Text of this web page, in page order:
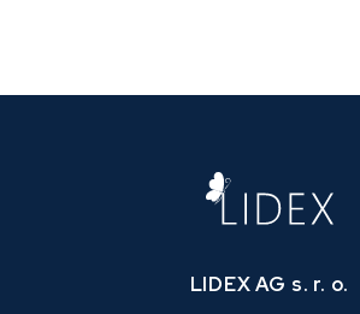
LIDEX AG s. r. o.